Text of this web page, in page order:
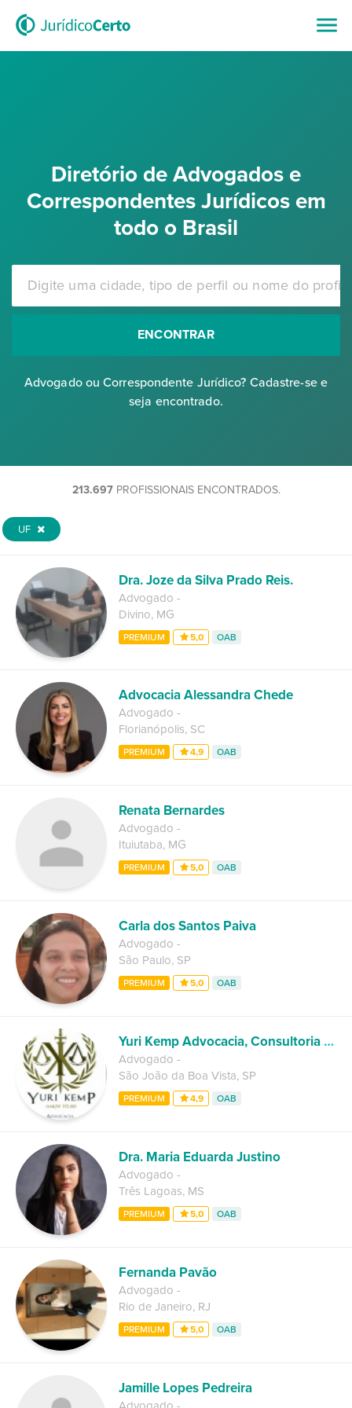
Diretório de Advogados e
Correspondentes Jurídicos em
todo o Brasil
ENCONTRAR
Advogado ou Correspondente Jurídico? Cadastre-se e
seja encontrado.
213.697PROFISSIONAIS ENCONTRADOS.
UF
Dra. Joze da Silva Prado Reis.
Advogado -
Divino, MG
PREMIUM 5,0 OAB
Advocacia Alessandra Chede
Advogado -
Florianópolis, SC
PREMIUM 4,9 OAB
Renata Bernardes
Advogado -
Ituiutaba, MG
PREMIUM 5,0 OAB
Carla dos Santos Paiva
Advogado -
São Paulo, SP
PREMIUM 5,0 OAB
Yuri Kemp Advocacia, Consultoria e Assessoria Jurídica
Advogado -
São João da Boa Vista, SP
PREMIUM 4,9 OAB
Dra. Maria Eduarda Justino
Advogado -
Três Lagoas, MS
PREMIUM 5,0 OAB
Fernanda Pavão
Advogado -
Rio de Janeiro, RJ
PREMIUM 5,0 OAB
Jamille Lopes Pedreira